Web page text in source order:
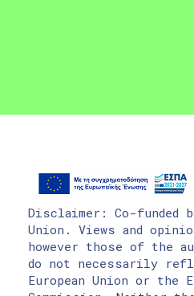
Disclaimer: Co-funded
Union. Views and
however those of the
do not necessarily
European Union or the